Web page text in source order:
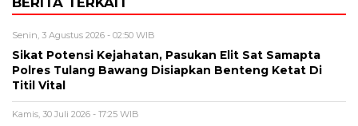
Senin, 3 Agustus 2026 - 02:50 WIB
Sikat Potensi Kejahatan, Pasukan Elit Sat Samapta
Polres Tulang Bawang Disiapkan Benteng Ketat Di
Titil Vital
Kamis, 30 Juli 2026 - 17:25 WIB